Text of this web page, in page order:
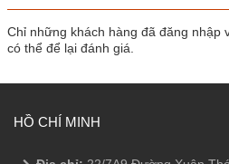
Chỉ những khách hàng đã đăng nhập
có thể để lại đánh giá.
HỒ CHÍ MINH